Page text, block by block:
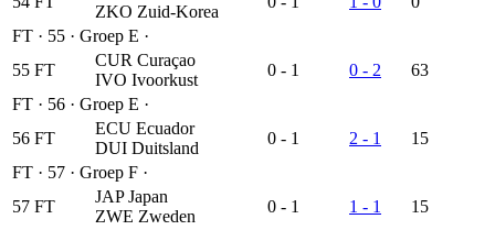
ZKO Zuid-Korea
FT · 55 · Groep E ·
55 FT
CUR Curaçao
IVO Ivoorkust
0 - 1 0 - 2
63
FT · 56 · Groep E ·
56 FT
ECU Ecuador
DUI Duitsland
0 - 1 2 - 1
15
FT · 57 · Groep F ·
57 FT
JAP Japan
ZWE Zweden
0 - 1 1 - 1
15